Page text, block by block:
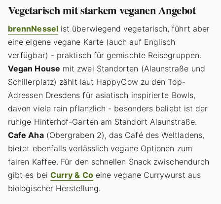
Vegetarisch mit starkem veganen Angebot
brennNesselist überwiegend vegetarisch, führt aber
eine eigene vegane Karte (auch auf Englisch
verfügbar) - praktisch für gemischte Reisegruppen.
Vegan House mit zwei Standorten (Alaunstraße und
Schillerplatz) zählt laut HappyCow zu den Top-
Adressen Dresdens für asiatisch inspirierte Bowls,
davon viele rein pflanzlich - besonders beliebt ist der
ruhige Hinterhof-Garten am Standort Alaunstraße.
Cafe Aha(Obergraben 2), das Café des Weltladens,
bietet ebenfalls verlässlich vegane Optionen zum
fairen Kaffee. Für den schnellen Snack zwischendurch
gibt es bei Curry & Coeine vegane Currywurst aus
biologischer Herstellung.